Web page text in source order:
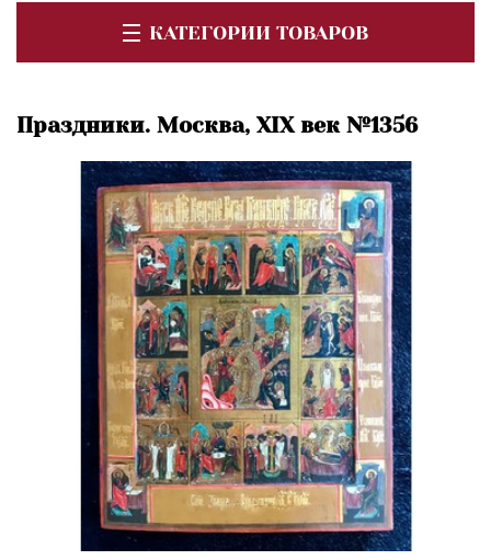
КАТЕГОРИИ ТОВАРОВ
Праздники. Москва, XIX век №1356